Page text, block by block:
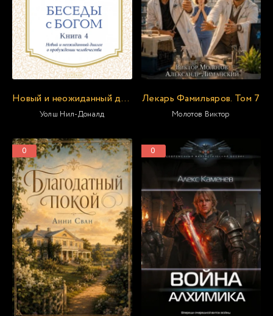
Новый и неожиданный диалог о пробуждении человечества
Уолш Нил-Доналд
Лекарь Фамильяров. Том 7
Молотов Виктор
0 0